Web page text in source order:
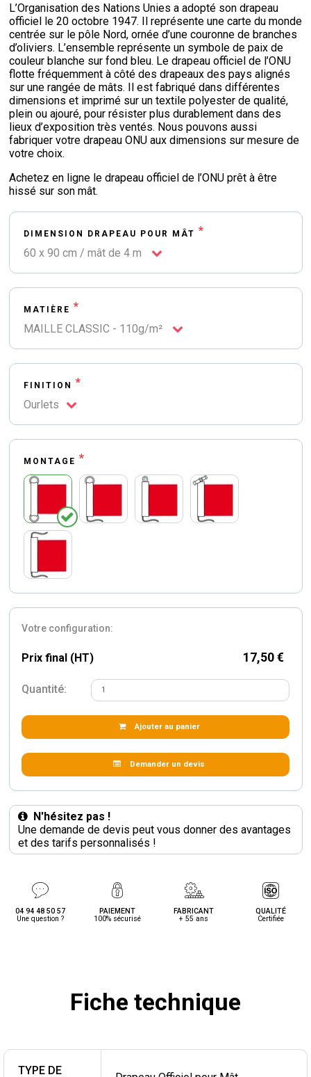
L’Organisation des Nations Unies a adopté son drapeau
officiel le 20 octobre 1947. Il représente une carte du monde
centrée sur le pôle Nord, ornée d’une couronne de branches
d’oliviers. L’ensemble représente un symbole de paix de
couleur blanche sur fond bleu. Le drapeau officiel de l’ONU
flotte fréquemment à côté des drapeaux des pays alignés
sur une rangée de mâts. Il est fabriqué dans différentes
dimensions et imprimé sur un textile polyester de qualité,
plein ou ajouré, pour résister plus durablement dans des
lieux d’exposition très ventés. Nous pouvons aussi
fabriquer votre drapeau ONU aux dimensions sur mesure de
votre choix.
Achetez en ligne le drapeau officiel de l’ONU prêt à être
hissé sur son mât.
DIMENSION DRAPEAU POUR MÂT *
60 x 90 cm / mât de 4 m
MATIÈRE *
MAILLE CLASSIC - 110g/m²
FINITION *
Ourlets
MONTAGE *
Votre configuration:
Prix final (HT) 17,50 €
Quantité:
Ajouter au panier
Demander un devis
N'hésitez pas !
Une demande de devis peut vous donner des avantages
et des tarifs personnalisés !
04 94 48 50 57
Une question ?
PAIEMENT
100% sécurisé
FABRICANT
+ 55 ans
QUALITÉ
Certifiée
Fiche technique
TYPE DE